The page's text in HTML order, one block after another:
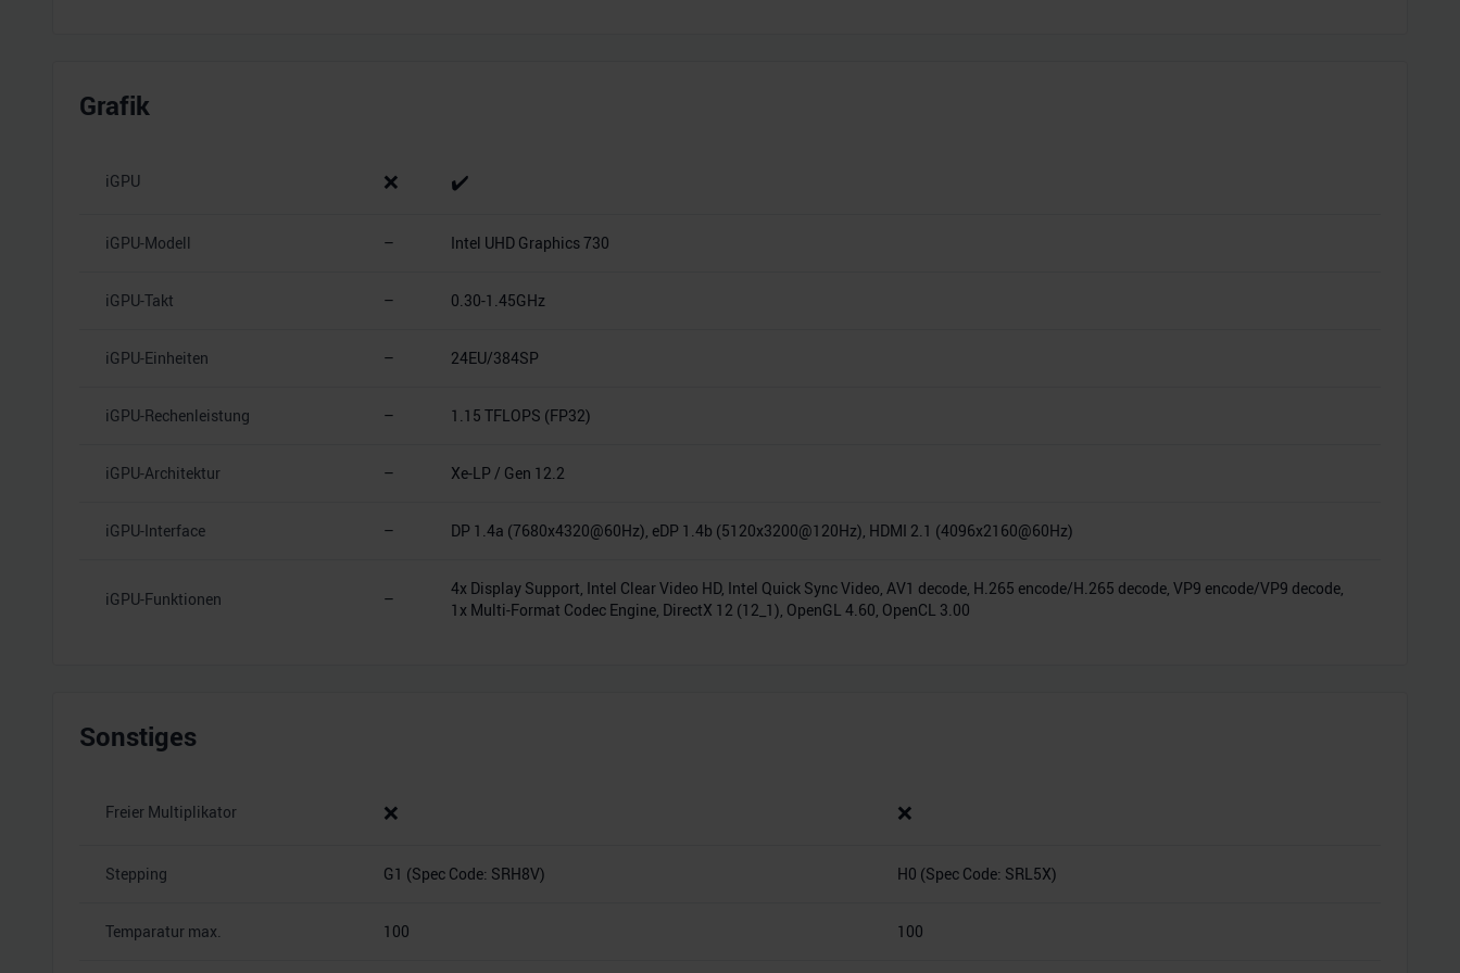
Grafik
iGPU ❌ ✔️
iGPU-Modell – Intel UHD Graphics 730
iGPU-Takt – 0.30-1.45GHz
iGPU-Einheiten – 24EU/384SP
iGPU-Rechenleistung – 1.15 TFLOPS (FP32)
iGPU-Architektur – Xe-LP / Gen 12.2
iGPU-Interface – DP 1.4a (7680x4320@60Hz), eDP 1.4b (5120x3200@120Hz), HDMI 2.1 (4096x2160@60Hz)
iGPU-Funktionen –
4x Display Support, Intel Clear Video HD, Intel Quick Sync Video, AV1 decode, H.265 encode/H.265 decode, VP9 encode/VP9 decode,
1x Multi-Format Codec Engine, DirectX 12 (12_1), OpenGL 4.60, OpenCL 3.00
Sonstiges
Freier Multiplikator ❌ ❌
Stepping G1 (Spec Code: SRH8V) H0 (Spec Code: SRL5X)
Temparatur max. 100 100